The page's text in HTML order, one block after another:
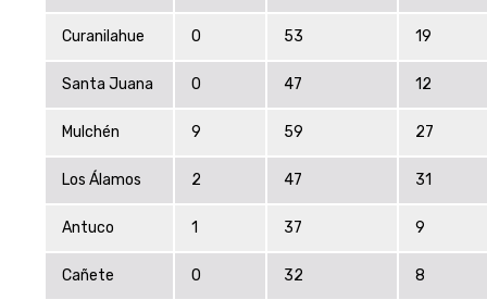
Curanilahue 0 53 19
Santa Juana 0 47 12
Mulchén 9 59 27
Los Álamos 2 47 31
Antuco 1 37 9
Cañete 0 32 8